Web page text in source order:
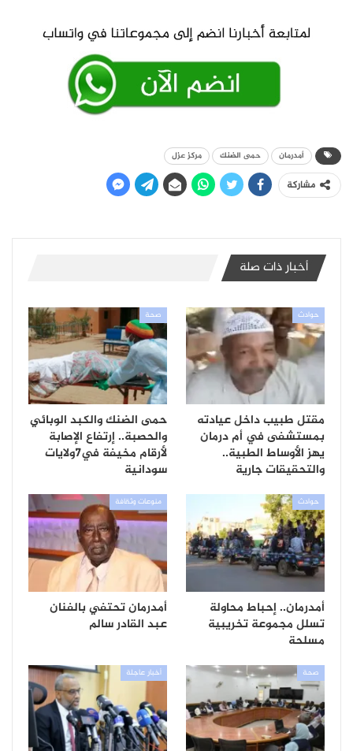
أمدرمان حمى الضنك مركز عزل
مشاركة
أخبار ذات صلة
حوادث
مقتل طبيب داخل عيادته
بمستشفى في أم درمان
يهز الأوساط الطبية..
والتحقيقات جارية
صحة
حمى الضنك والكبد الوبائي
والحصبة.. إرتفاع الإصابة
لأرقام مخيفة في7ولايات
سودانية
حوادث
أمدرمان.. إحباط محاولة
تسلل مجموعة تخريبية
مسلحة
منوعات وثقافة
أمدرمان تحتفي بالفنان
عبد القادر سالم
صحة أخبار عاجلة